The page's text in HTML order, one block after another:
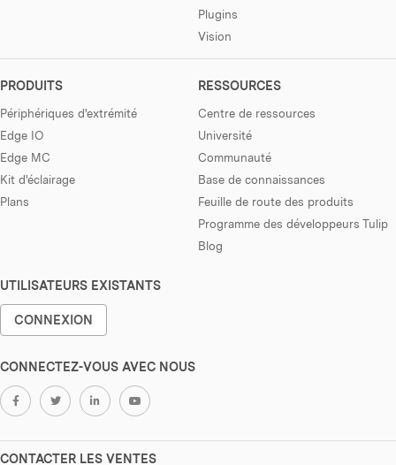
Plugins
Vision
PRODUITS
Périphériques d'extrémité
Edge IO
Edge MC
Kit d'éclairage
Plans
RESSOURCES
Centre de ressources
Université
Communauté
Base de connaissances
Feuille de route des produits
Programme des développeurs Tulip
Blog
UTILISATEURS EXISTANTS
CONNEXION
CONNECTEZ-VOUS AVEC NOUS
CONTACTER LES VENTES